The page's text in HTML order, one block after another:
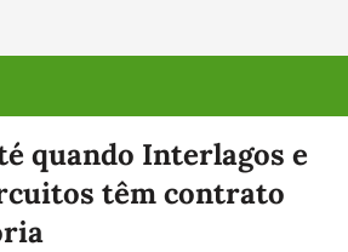
quando Interlagos e
têm contrato